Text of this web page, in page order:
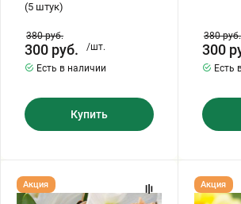
(5 штук)
380руб.
300 руб.
/шт.
Есть в наличии
Купить
380руб.
300
Есть
Нарцисс
"БРИТИШИ
Акция
Нарцисс
"ДАБЛ
Акция